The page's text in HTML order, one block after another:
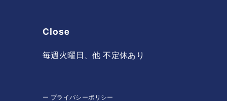
Close
毎週火曜日、他 不定休あり
ー プライバシーポリシー